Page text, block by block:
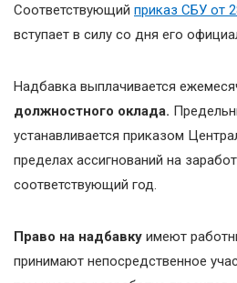
Соответствующий приказ СБУ от
вступает в силу со дня его
Надбавка выплачивается
должностного оклада.
устанавливается приказом
пределах ассигнований на
соответствующий год.
Право на надбавку имеют
принимают непосредственное